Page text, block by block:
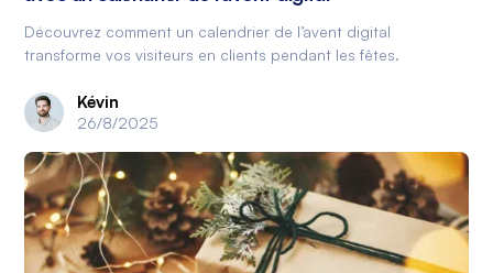
Découvrez comment un calendrier de l’avent digital
transforme vos visiteurs en clients pendant les fêtes.
Kévin
26/8/2025